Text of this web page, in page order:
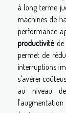
à long terme
machines de
performance
productivitéde
permet de
interruptions
s'avérer
au niveau